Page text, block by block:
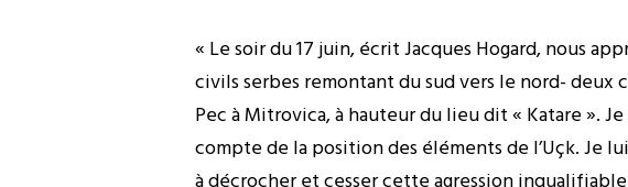
« Le soir du 17 juin, écrit Jacques Hogard, nous
civils serbes remontant du sud vers le nord-
Pec à Mitrovica, à hauteur du lieu dit « Katare ».
compte de la position des éléments de l’Uçk. Je